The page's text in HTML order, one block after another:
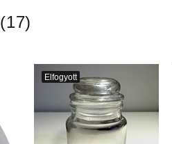
(17)
Elfogyott